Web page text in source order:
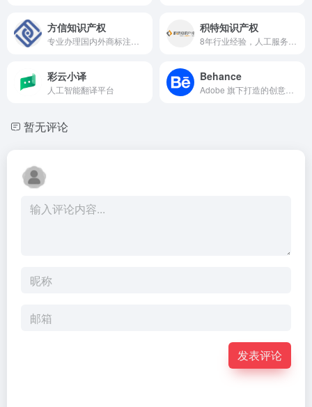
方信知识产权 积特知识产权
彩云小译
人工智能翻译平台
Behance
暂无评论
发表评论